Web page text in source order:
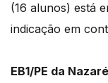
(16 alunos) está
indicação em
EB1/PE da Nazaré